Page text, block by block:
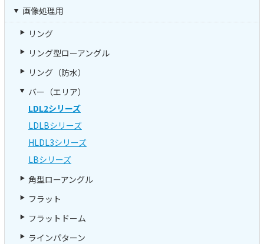
画像処理用
リング
リング型ローアングル
リング（防水）
バー（エリア）
LDL2シリーズ
LDLBシリーズ
HLDL3シリーズ
LBシリーズ
角型ローアングル
フラット
フラットドーム
ラインパターン